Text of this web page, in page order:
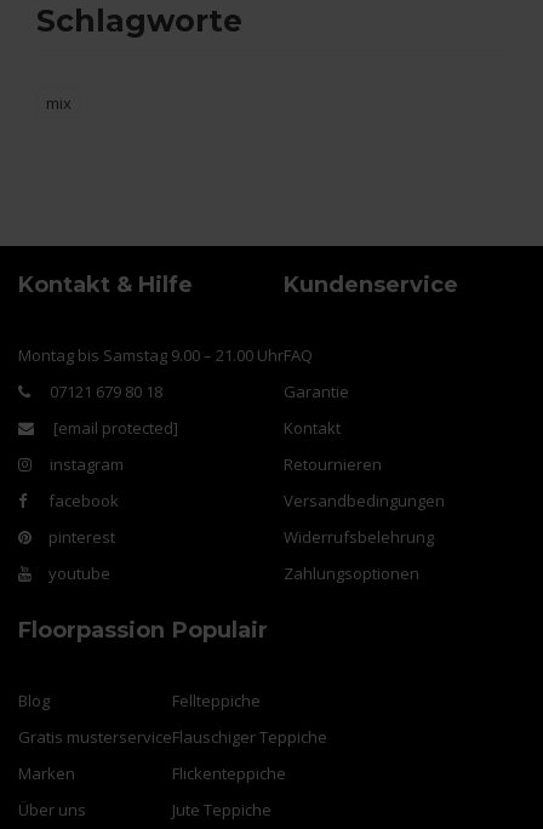
Schlagworte
mix
Kontakt & Hilfe
Montag bis Samstag 9.00 – 21.00 Uhr
07121 679 80 18
[email protected]
instagram
facebook
pinterest
youtube
Kundenservice
FAQ
Garantie
Kontakt
Retournieren
Versandbedingungen
Widerrufsbelehrung
Zahlungsoptionen
Floorpassion
Blog
Gratis musterservice
Marken
Über uns
Populair
Fellteppiche
Flauschiger Teppiche
Flickenteppiche
Jute Teppiche